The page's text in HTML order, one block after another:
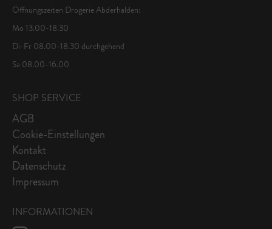
Öffnungszeiten Drogerie Abderhalden:
Mo 13.00-18.30
Di-Fr 08.00-18.30 durchgehend
Sa 08.00-16.00
SHOP SERVICE
AGB
Cookie-Einstellungen
Kontakt
Datenschutz
Impressum
INFORMATIONEN